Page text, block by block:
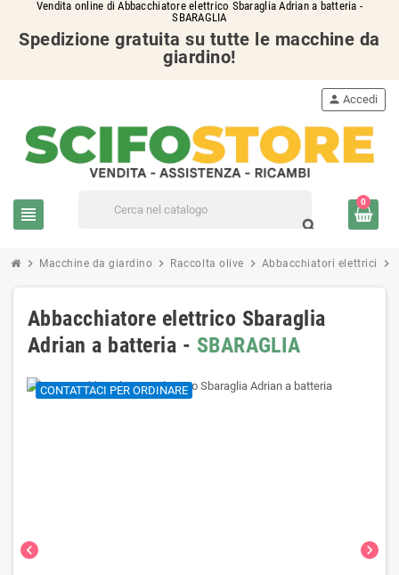
Vendita online di Abbacchiatore elettrico Sbaraglia Adrian a batteria -
SBARAGLIA
Spedizione gratuita su tutte le macchine da
giardino!
view_headline
search
person Accedi
0
chevron_right Macchine da giardino chevron_right Raccolta olive chevron_right Abbacchiatori elettrici chevron_right
Abbacchiatore elettrico Sbaraglia
Adrian a batteria - SBARAGLIA
chevron_left chevron_right
CONTATTACI PER ORDINARE